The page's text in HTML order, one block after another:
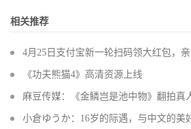
相关推荐
4月25日支付宝新一轮扫码领大红包，
《功夫熊猫4》高清资源上线
麻豆传媒：《金鳞岂是池中物》翻拍真
小倉ゆうか：16岁的际遇，与中文的美